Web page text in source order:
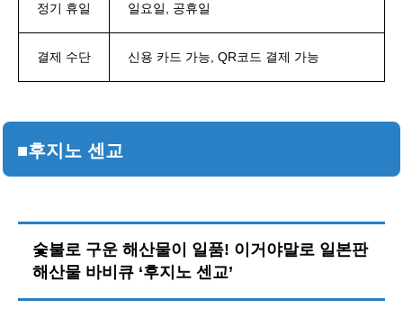
정기 휴일 일요일, 공휴일
결제 수단 신용 카드 가능, QR코드 결제 가능
■후지노 센교
숯불로 구운 해산물이 일품! 이거야말로 일본판
해산물 바비큐 ‘후지노 센교’